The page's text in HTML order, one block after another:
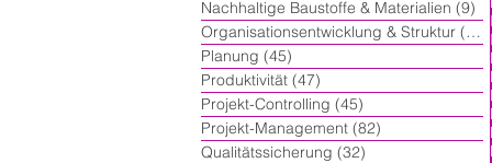
Nachhaltige Baustoffe & Materialien (9)
Organisationsentwicklung & Struktur (60)
Planung (45)
Produktivität (47)
Projekt-Controlling (45)
Projekt-Management (82)
Qualitätssicherung (32)